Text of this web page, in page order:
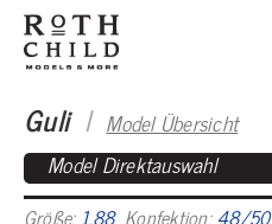
Guli I Model Übersicht
Model Direktauswahl
Größe: 1.88 Konfektion:48/50